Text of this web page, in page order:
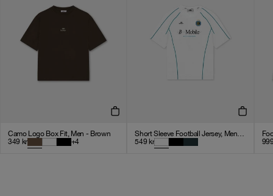
Camo Logo Box Fit, Men - Brown
349 kr +4
Short Sleeve Football Jersey, Men - White
549 kr